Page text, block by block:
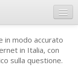
in modo accurato
in Italia, con
sulla questione.